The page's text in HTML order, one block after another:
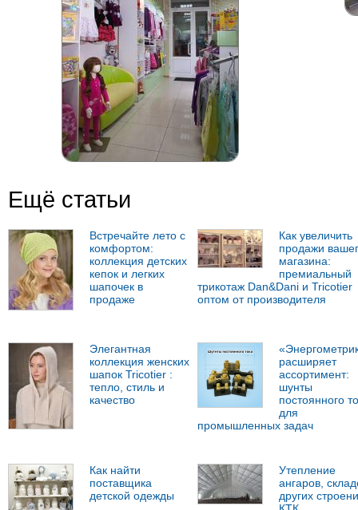
Ещё статьи
Встречайте лето с
комфортом:
коллекция детских
кепок и легких
шапочек в
продаже
Как увеличить
продажи
магазина:
премиальный
трикотаж Dan&Dani и Tricotier
оптом от производителя
Элегантная
коллекция женских
шапок Tricotier :
тепло, стиль и
качество
расширяет
ассортимент:
шунты
постоянного
для
промышленных задач
Как найти
поставщика
детской одежды
Утепление
ангаров,
других